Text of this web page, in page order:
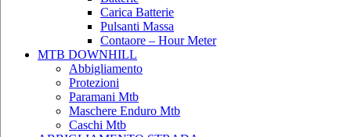
Carica Batterie
Pulsanti Massa
Contaore – Hour Meter
MTB DOWNHILL
Abbigliamento
Protezioni
Paramani Mtb
Maschere Enduro Mtb
Caschi Mtb